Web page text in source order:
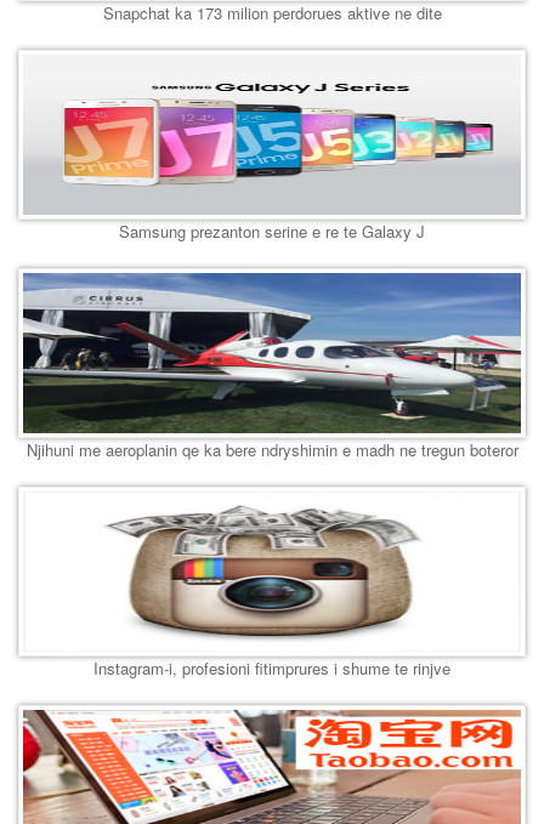
Snapchat ka 173 milion perdorues aktive ne dite
Samsung prezanton serine e re te Galaxy J
Njihuni me aeroplanin qe ka bere ndryshimin e madh ne tregun boteror
Instagram-i, profesioni fitimprures i shume te rinjve